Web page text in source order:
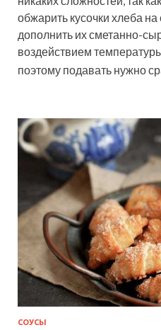
обжарить кусочки хлеба
дополнить их сметанно-
воздействием
поэтому подавать нужно
СОУСЫ